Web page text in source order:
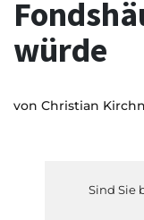
würde
von Christian
Sind Sie